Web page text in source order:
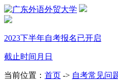
2023下半年自考报名已开启
截止时间 月 日
当前位置： 首页 -> 自考常见问